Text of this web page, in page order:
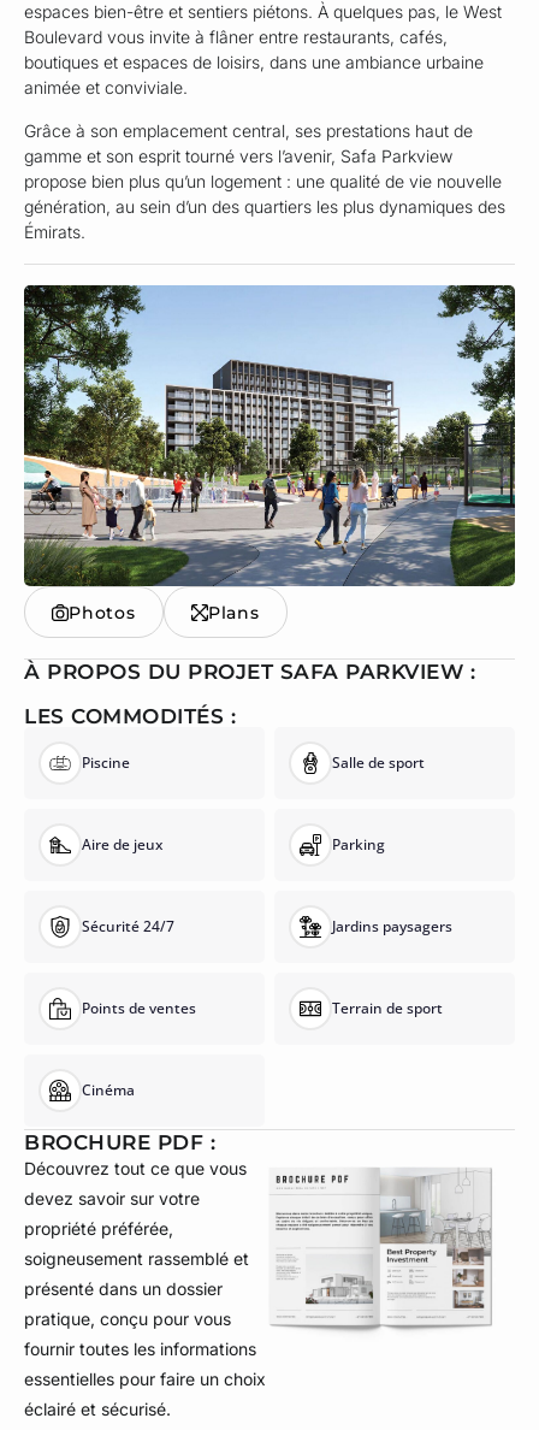
espaces bien-être et sentiers piétons. À quelques pas, le West
Boulevard vous invite à flâner entre restaurants, cafés,
boutiques et espaces de loisirs, dans une ambiance urbaine
animée et conviviale.
Grâce à son emplacement central, ses prestations haut de
gamme et son esprit tourné vers l’avenir, Safa Parkview
propose bien plus qu’un logement : une qualité de vie nouvelle
génération, au sein d’un des quartiers les plus dynamiques des
Émirats.
Photos Plans
À PROPOS DU PROJET SAFA PARKVIEW :
LES COMMODITÉS :
Piscine Salle de sport
Aire de jeux Parking
Sécurité 24/7 Jardins paysagers
Points de ventes Terrain de sport
Cinéma
BROCHURE PDF :
Découvrez tout ce que vous
devez savoir sur votre
propriété préférée,
soigneusement rassemblé et
présenté dans un dossier
pratique, conçu pour vous
fournir toutes les informations
essentielles pour faire un choix
éclairé et sécurisé.